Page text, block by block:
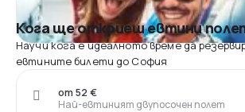
Кога ще откриеш евтини
Научи кога е идеалното време да
евтините билети до София
Най-евтиният двупосочен полет
от 52 €